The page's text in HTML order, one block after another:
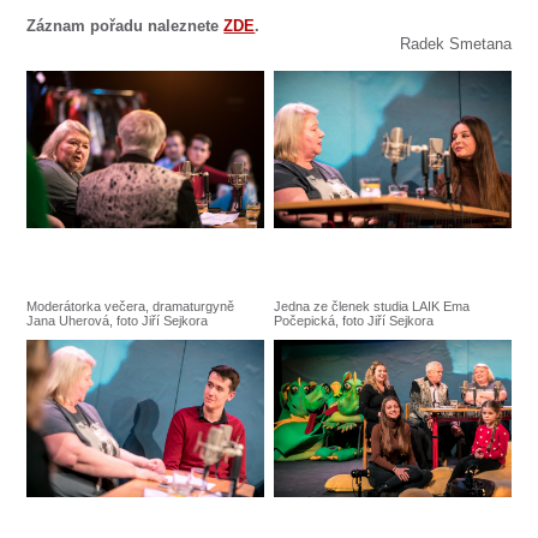
Záznam pořadu nalezneteZDE.
Radek Smetana
Moderátorka večera, dramaturgyně
Jana Uherová, foto Jiří Sejkora
Jedna ze členek studia LAIK Ema
Počepická, foto Jiří Sejkora